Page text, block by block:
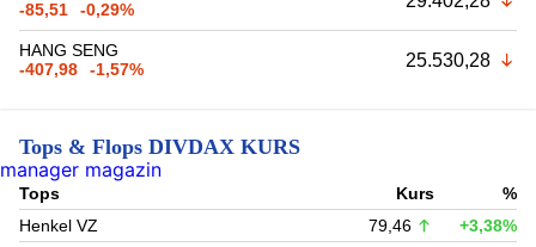
-85,51
-0,29%
HANG SENG
-407,98
-1,57% 25.530,28
Tops & Flops DIVDAX KURS
Tops Kurs
%
Henkel VZ
79,46
+3,38%
manager magazin